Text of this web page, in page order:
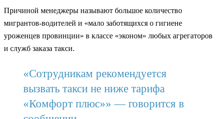
Причиной менеджеры называют большое количество
мигрантов-водителей и «мало заботящихся о гигиене
уроженцев провинции» в классе «эконом» любых агрегаторов
и служб заказа такси.
«Сотрудникам рекомендуется
вызвать такси не ниже тарифа
«Комфорт плюс»» — говорится в